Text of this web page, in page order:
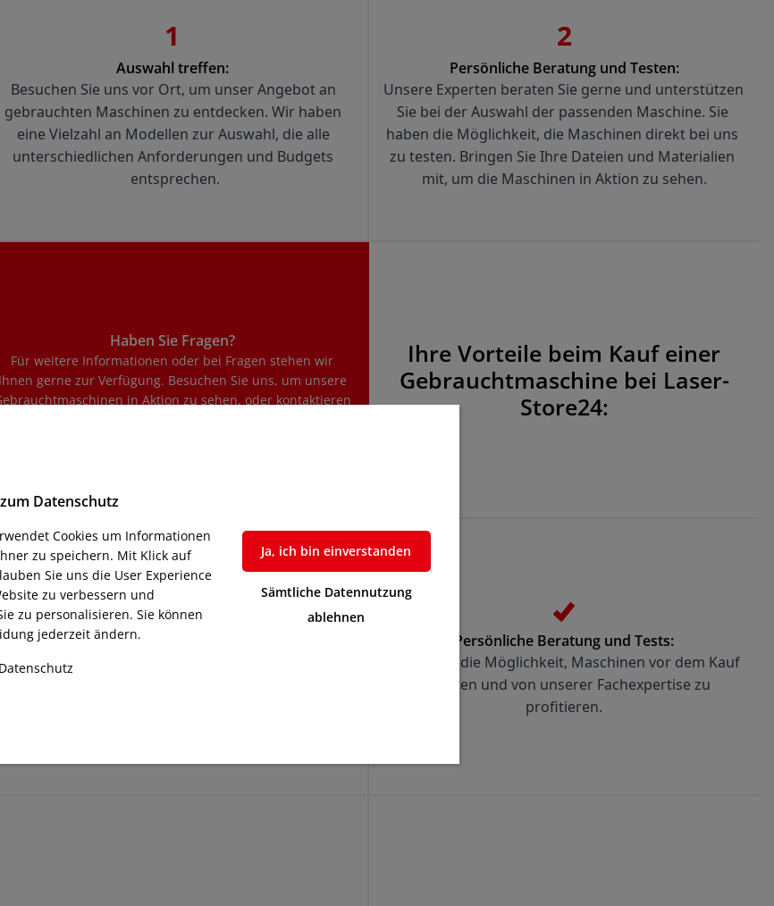
1
Auswahl treffen:
Besuchen Sie uns vor Ort, um unser Angebot an
gebrauchten Maschinen zu entdecken. Wir haben
eine Vielzahl an Modellen zur Auswahl, die alle
unterschiedlichen Anforderungen und Budgets
entsprechen.
2
Persönliche Beratung und Testen:
Unsere Experten beraten Sie gerne und unterstützen
Sie bei der Auswahl der passenden Maschine. Sie
haben die Möglichkeit, die Maschinen direkt bei uns
zu testen. Bringen Sie Ihre Dateien und Materialien
mit, um die Maschinen in Aktion zu sehen.
Haben Sie Fragen?
Für weitere Informationen oder bei Fragen stehen wir
Ihnen gerne zur Verfügung. Besuchen Sie uns, um unsere
in Aktion zu sehen, oder kontaktieren
Ihre Vorteile beim Kauf einer
Gebrauchtmaschine bei Laser-
Store24:
Breites Sortiment:
Von kleinen CO2-Lasern bis hin zu großen CNC-
Persönliche Beratung und Tests:
Nutzen Sie die Möglichkeit, Maschinen vor dem Kauf
zu testen und von unserer Fachexpertise zu
profitieren.
Datenschutz
Cookies um Informationen
zu speichern. Mit Klick auf
Sie uns die User Experience
zu verbessern und
zu personalisieren. Sie können
jederzeit ändern.
Datenschutz
Ja, ich bin einverstanden
Sämtliche Datennutzung
ablehnen